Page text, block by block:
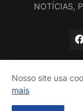
NOTÍCIAS,
Início
Nosso site usa
mais